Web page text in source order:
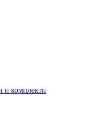
и комплекти